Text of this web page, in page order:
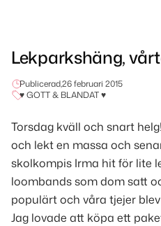
Lekparkshäng,
Publicerad,26 februari 2015
♥ GOTT & BLANDAT ♥
Torsdag kväll och snart
och lekt en massa och
skolkompis Irma hit för lite
loombands som dom satt
populärt och våra tjejer
Jag lovade att köpa ett